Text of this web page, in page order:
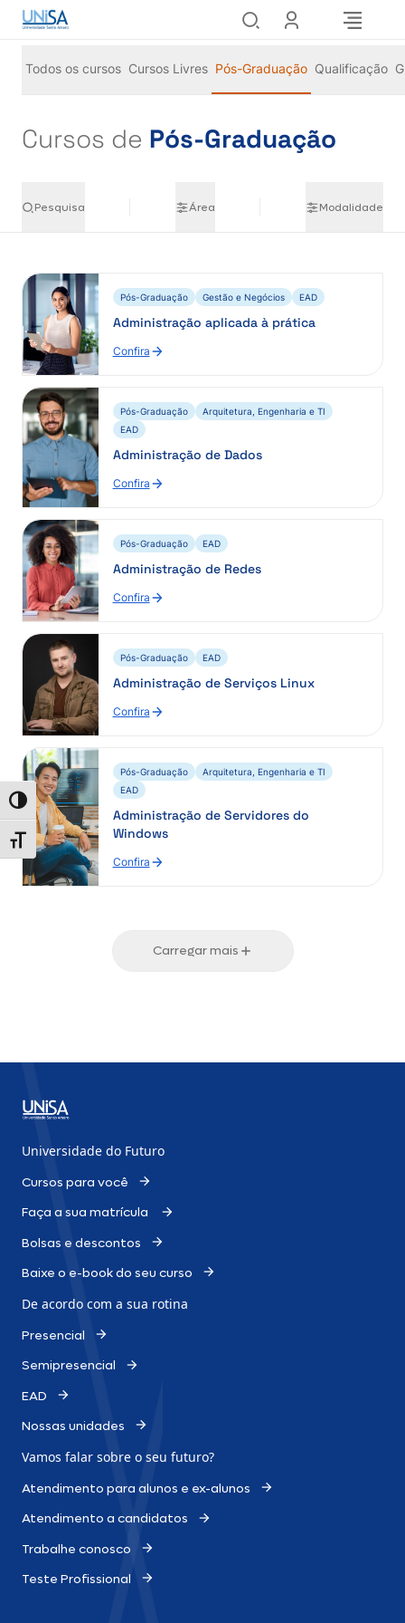
Alternar alto contraste
Alternar tamanho da fonte
Todos os cursos Cursos Livres Pós-Graduação Qualificação
Cursos de Pós-Graduação
Pesquisa Área Modalidade
Pós-Graduação Gestão e Negócios EAD
Administração aplicada à prática
Confira
Pós-Graduação
Arquitetura, Engenharia e TI
EAD
Administração de Dados
Confira
Pós-Graduação EAD
Administração de Redes
Confira
Pós-Graduação EAD
Administração de Serviços Linux
Confira
Pós-Graduação
Arquitetura, Engenharia e TI
EAD
Administração de Servidores do
Windows
Confira
Carregar mais
Universidade do Futuro
Cursos para você
Faça a sua matrícula
Bolsas e descontos
Baixe o e-book do seu curso
De acordo com a sua rotina
Presencial
Semipresencial
EAD
Nossas unidades
Vamos falar sobre o seu futuro?
Atendimento para alunos e ex-alunos
Atendimento a candidatos
Trabalhe conosco
Teste Profissional